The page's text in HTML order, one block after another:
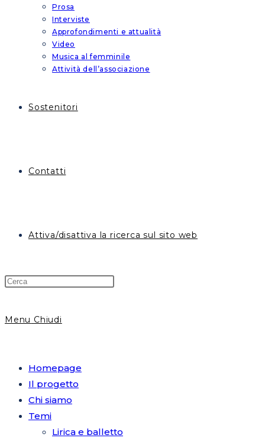
Prosa
Interviste
Approfondimenti e attualità
Video
Musica al femminile
Attività dell’associazione
Sostenitori
Contatti
Attiva/disattiva la ricerca sul sito web
Menu Chiudi
Homepage
Il progetto
Chi siamo
Temi
Lirica e balletto